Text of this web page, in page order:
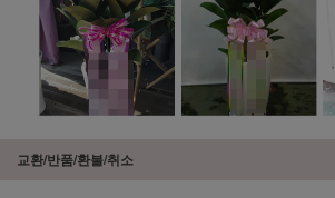
교환/반품/환불/취소